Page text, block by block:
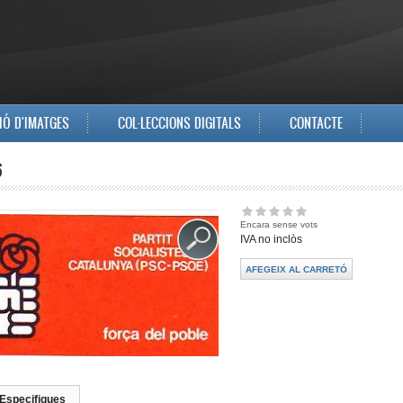
D'IMATGES COL·LECCIONS DIGITALS CONTACTE
Encara sense vots
IVA no inclòs